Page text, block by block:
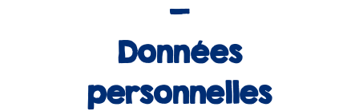
Données
personnelles